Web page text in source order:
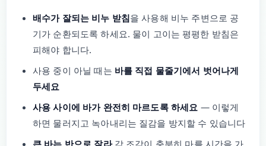
배수가 잘되는 비누 받침을 사용해 비누 주변으로 공
기가 순환되도록 하세요. 물이 고이는 평평한 받침은
피해야 합니다.
사용 중이 아닐 때는 바를 직접 물줄기에서 벗어나게
두세요
사용 사이에 바가 완전히 마르도록 하세요 — 이렇게
하면 물러지고 녹아내리는 질감을 방지할 수 있습니다
큰 바는 반으로 잘라각 조각이 충분히 마를 시간을 가